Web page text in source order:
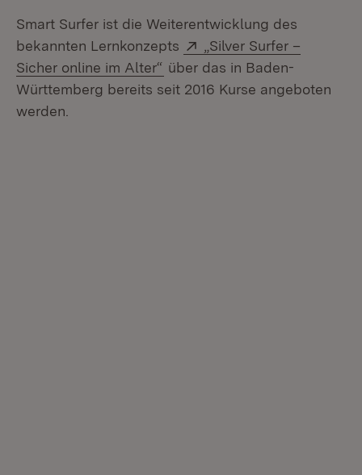
Smart Surfer ist die Weiterentwicklung des
bekannten Lernkonzepts
Extern:
„Silver Surfer –
Sicher online im Alter“ (Öffnet in neuem Fenster)
über das in Baden-
Württemberg bereits seit 2016 Kurse angeboten
werden.